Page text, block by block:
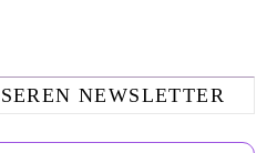
NEWSLETTER